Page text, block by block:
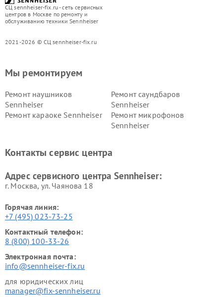
СЦ sennheiser-fix.ru - сеть сервисных
центров в Москве по ремонту и
обслуживанию техники Sennheiser
2021-2026 © СЦ sennheiser-fix.ru
Мы ремонтируем
Ремонт наушников
Sennheiser
Ремонт саундбаров
Sennheiser
Ремонт караоке Sennheiser
Ремонт микрофонов
Sennheiser
Контакты сервис центра
Адрес сервисного центра Sennheiser:
г. Москва, ул. Чаянова 18
Горячая линия:
+7 (495) 023-73-25
Контактный телефон:
8 (800) 100-33-26
Электронная почта:
info@sennheiser-fix.ru
для юридических лиц
manager@fix-sennheiser.ru